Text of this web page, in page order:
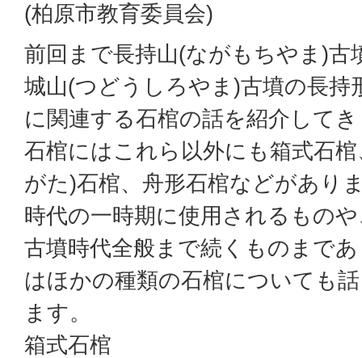
(柏原市教育委員会)
前回まで長持山(ながもちやま)古
城山(つどうしろやま)古墳の長持
に関連する石棺の話を紹介して
石棺にはこれら以外にも箱式石
がた)石棺、舟形石棺などがあり
時代の一時期に使用されるもの
古墳時代全般まで続くものまで
はほかの種類の石棺についても
ます。
箱式石棺